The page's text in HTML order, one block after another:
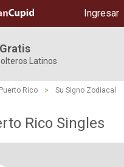
Ingresar
Latinos
Puerto Rico >
Su Signo Zodiacal
Rico Singles